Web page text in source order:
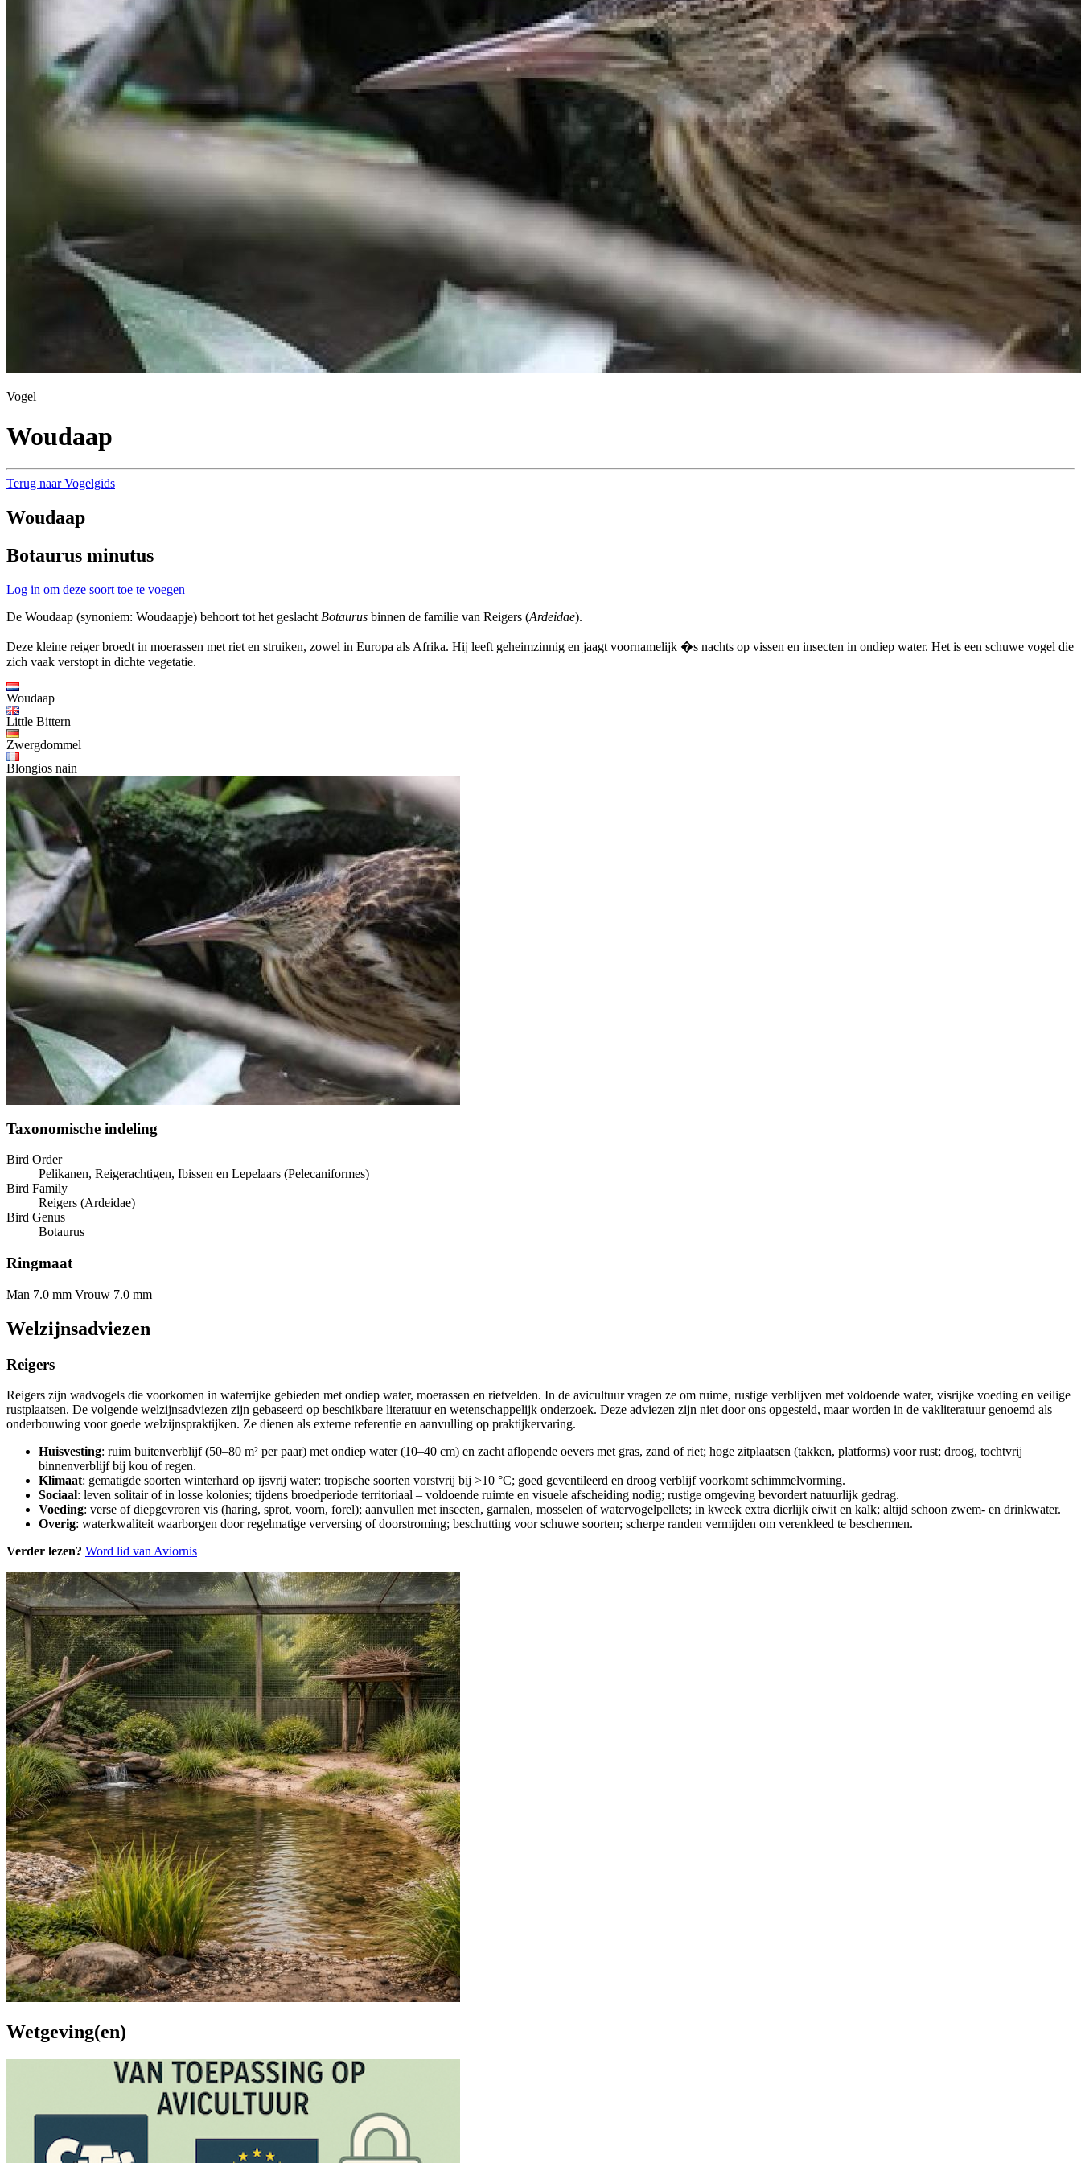
Vogel
Woudaap
Terug naar Vogelgids
Woudaap
Botaurus minutus
Log in om deze soort toe te voegen
De Woudaap (synoniem: Woudaapje) behoort tot het geslacht Botaurus binnen de familie van Reigers (Ardeidae).
Deze kleine reiger broedt in moerassen met riet en struiken, zowel in Europa als Afrika. Hij leeft geheimzinnig en jaagt voornamelijk �s nachts op vissen en insecten in ondiep water. Het is een schuwe vogel die
zich vaak verstopt in dichte vegetatie.
Woudaap
Little Bittern
Zwergdommel
Blongios nain
Taxonomische indeling
Bird Order
Pelikanen, Reigerachtigen, Ibissen en Lepelaars (Pelecaniformes)
Bird Family
Reigers (Ardeidae)
Bird Genus
Botaurus
Ringmaat
Man 7.0 mm Vrouw 7.0 mm
Welzijnsadviezen
Reigers
Reigers zijn wadvogels die voorkomen in waterrijke gebieden met ondiep water, moerassen en rietvelden. In de avicultuur vragen ze om ruime, rustige verblijven met voldoende water, visrijke voeding en veilige
rustplaatsen. De volgende welzijnsadviezen zijn gebaseerd op beschikbare literatuur en wetenschappelijk onderzoek. Deze adviezen zijn niet door ons opgesteld, maar worden in de vakliteratuur genoemd als
onderbouwing voor goede welzijnspraktijken. Ze dienen als externe referentie en aanvulling op praktijkervaring.
Huisvesting: ruim buitenverblijf (50–80 m² per paar) met ondiep water (10–40 cm) en zacht aflopende oevers met gras, zand of riet; hoge zitplaatsen (takken, platforms) voor rust; droog, tochtvrij
binnenverblijf bij kou of regen.
Klimaat: gematigde soorten winterhard op ijsvrij water; tropische soorten vorstvrij bij >10 °C; goed geventileerd en droog verblijf voorkomt schimmelvorming.
Sociaal: leven solitair of in losse kolonies; tijdens broedperiode territoriaal – voldoende ruimte en visuele afscheiding nodig; rustige omgeving bevordert natuurlijk gedrag.
Voeding: verse of diepgevroren vis (haring, sprot, voorn, forel); aanvullen met insecten, garnalen, mosselen of watervogelpellets; in kweek extra dierlijk eiwit en kalk; altijd schoon zwem- en drinkwater.
Overig: waterkwaliteit waarborgen door regelmatige verversing of doorstroming; beschutting voor schuwe soorten; scherpe randen vermijden om verenkleed te beschermen.
Verder lezen? Word lid van Aviornis
Wetgeving(en)